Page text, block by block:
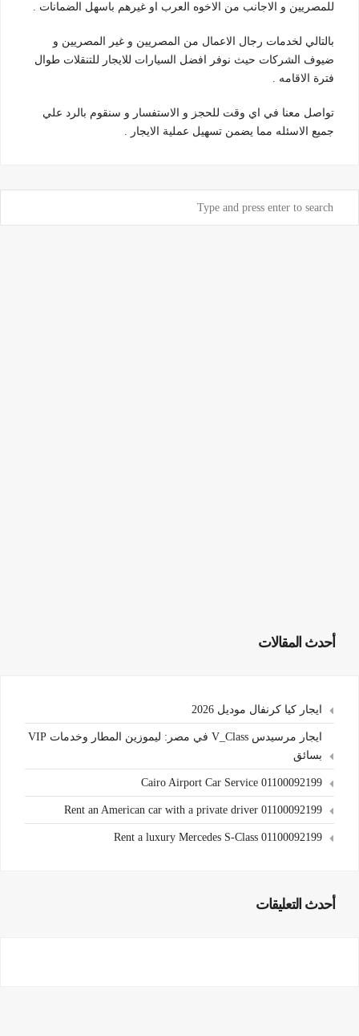
للمصريين و الاجانب من الاخوه العرب او غيرهم باسهل الضمانات .
بالتالي لخدمات رجال الاعمال من المصريين و غير المصريين و
ضيوف الشركات حيث نوفر افضل السيارات للايجار للتنقلات طوال
فترة الاقامه .
تواصل معنا في اي وقت للحجز و الاستفسار و سنقوم بالرد علي
جميع الاسئله مما يضمن تسهيل عملية الايجار .
أحدث المقالات
ايجار كيا كرنفال موديل 2026
ايجار مرسيدس V_Class في مصر: ليموزين المطار وخدمات VIP
بسائق
Cairo Airport Car Service 01100092199
Rent an American car with a private driver 01100092199
Rent a luxury Mercedes S-Class 01100092199
أحدث التعليقات